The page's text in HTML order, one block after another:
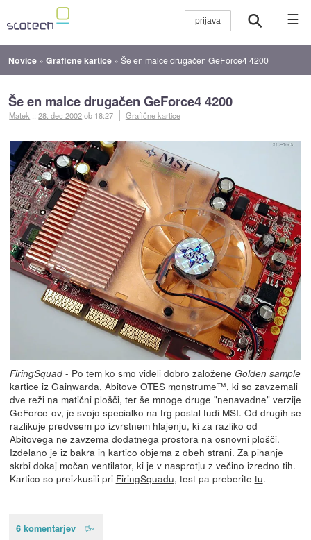
☰
Novice »Grafične kartice »Še en malce drugačen GeForce4 4200
Še en malce drugačen GeForce4 4200
Matek ::28. dec 2002ob 18:27 Grafične kartice
FiringSquad- Po tem ko smo videli dobro založene Golden sample
kartice iz Gainwarda, Abitove OTES monstrume™, ki so zavzemali
dve reži na matični plošči, ter še mnoge druge "nenavadne" verzije
GeForce-ov, je svojo specialko na trg poslal tudi MSI. Od drugih se
razlikuje predvsem po izvrstnem hlajenju, ki za razliko od
Abitovega ne zavzema dodatnega prostora na osnovni plošči.
Izdelano je iz bakra in kartico objema z obeh strani. Za pihanje
skrbi dokaj močan ventilator, ki je v nasprotju z večino izredno tih.
Kartico so preizkusili pri FiringSquadu, test pa preberite tu.
6 komentarjev